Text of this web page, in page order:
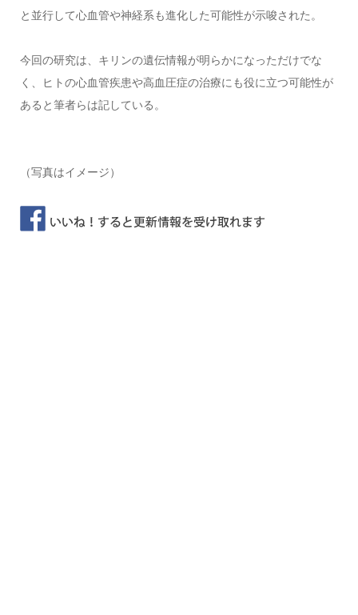
と並行して心血管や神経系も進化した可能性が示唆された。
今回の研究は、キリンの遺伝情報が明らかになっただけでな
く、ヒトの心血管疾患や高血圧症の治療にも役に立つ可能性が
あると筆者らは記している。
（写真はイメージ）